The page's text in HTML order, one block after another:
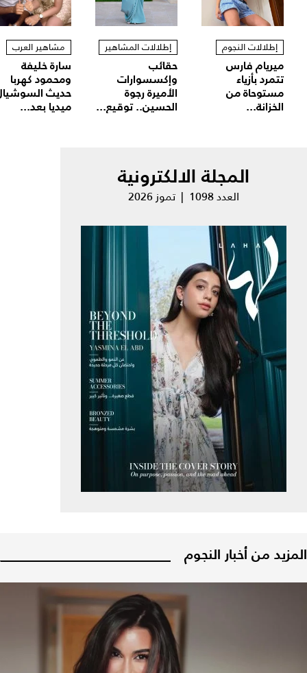
إطلالات النجوم
ميريام فارس
تتمرد بأزياء
مستوحاة من
الخزانة...
إطلالات المشاهير
حقائب
وإكسسوارات
الأميرة رجوة
الحسين.. توقيع...
مشاهير العرب
سارة خليفة
ومحمود كهربا
حديث
ميديا بعد...
المجلة الالكترونية
العدد 1098 | تموز 2026
المزيد من أخبار النجوم